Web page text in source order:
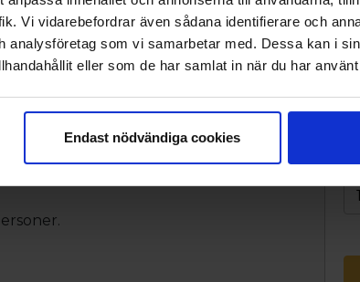
Vi vidarebefordrar även sådana identifierare och
analysföretag som vi samarbetar med. Dessa kan i
eller som de har samlat in när du har
Endast nödvändiga cookies